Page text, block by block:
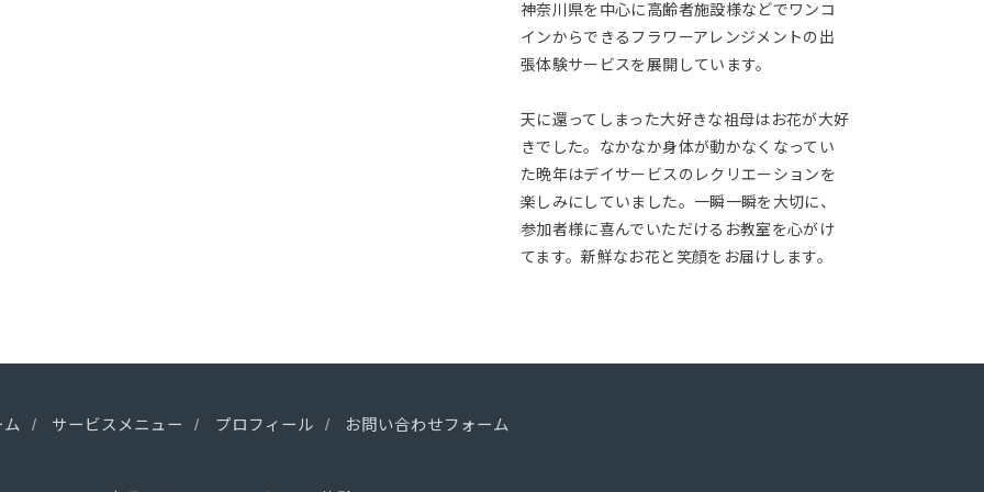
神奈川県を中心に高齢者施設様などでワンコ
インからできるフラワーアレンジメントの出
張体験サービスを展開しています。
天に還ってしまった大好きな祖母はお花が大好
きでした。なかなか身体が動かなくなってい
た晩年はデイサービスのレクリエーションを
楽しみにしていました。一瞬一瞬を大切に、
参加者様に喜んでいただけるお教室を心がけ
てます。新鮮なお花と笑顔をお届けします。
ム サービスメニュー プロフィール お問い合わせフォーム